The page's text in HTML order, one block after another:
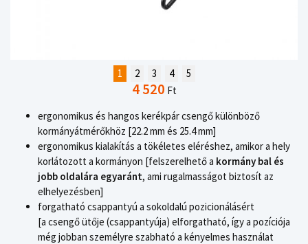
1 2 3 4 5
4 520 Ft
ergonomikus és hangos kerékpár csengő különböző
kormányátmérőkhöz [22.2 mm és 25.4 mm]
ergonomikus kialakítás a tökéletes eléréshez, amikor a hely
korlátozott a kormányon [felszerelhető a kormány bal és
jobb oldalára egyaránt, ami rugalmasságot biztosít az
elhelyezésben]
forgatható csappantyú a sokoldalú pozicionálásért
[a csengő ütője (csappantyúja) elforgatható, így a pozíciója
még jobban személyre szabható a kényelmes használat